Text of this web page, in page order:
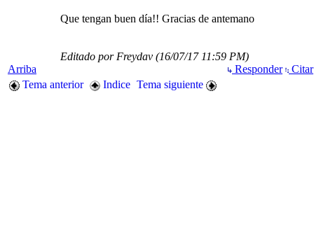
Que tengan buen día!! Gracias de antemano
Editado por Freydav (16/07/17 11:59 PM)
Arriba
Responder
Citar
Tema anterior
Indice Tema siguiente